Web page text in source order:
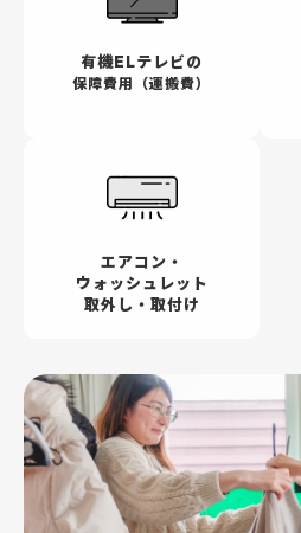
有機ELテレビの
保障費用（運搬費）
エアコン・
ウォッシュレット
取外し・取付け